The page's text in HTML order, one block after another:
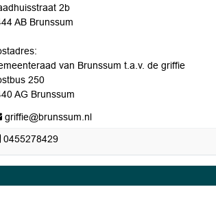
2b
AB Brunssum
van Brunssum t.a.v. de griffie
250
AG Brunssum
griffie@brunssum.nl
0455278429